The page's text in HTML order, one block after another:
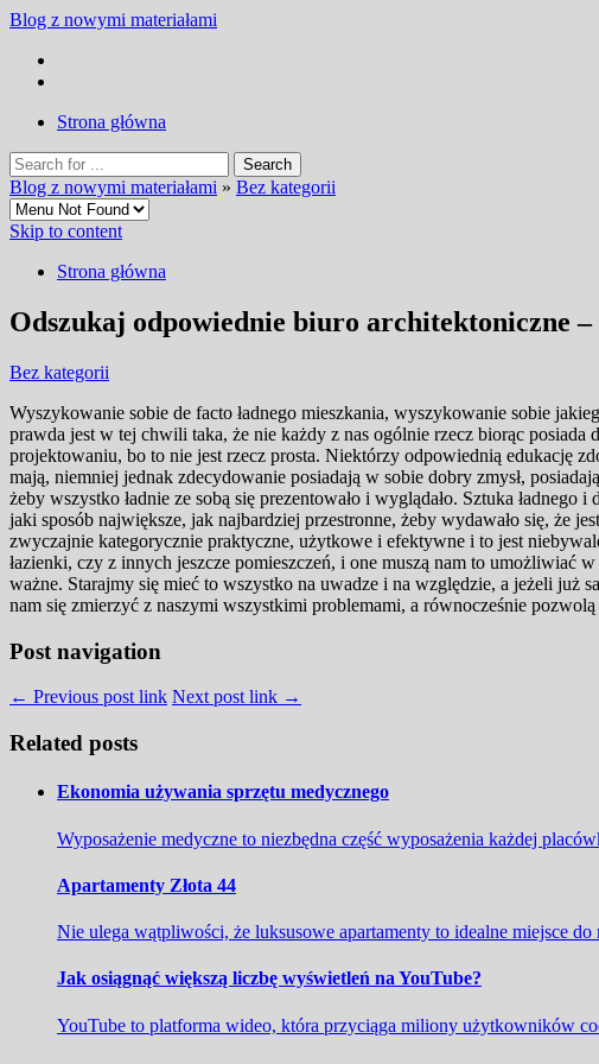
Blog z nowymi materiałami
Strona główna
Blog z nowymi materiałami » Bez kategorii
Skip to content
Strona główna
Odszukaj odpowiednie biuro architektoniczne
Bez kategorii
Wyszykowanie sobie de facto ładnego mieszkania, wyszykowanie sobie
prawda jest w tej chwili taka, że nie każdy z nas ogólnie rzecz biorąc
projektowaniu, bo to nie jest rzecz prosta. Niektórzy odpowiednią edukację
mają, niemniej jednak zdecydowanie posiadają w sobie dobry zmysł,
żeby wszystko ładnie ze sobą się prezentowało i wyglądało. Sztuka
jaki sposób największe, jak najbardziej przestronne, żeby wydawało się, że
zwyczajnie kategorycznie praktyczne, użytkowe i efektywne i to jest
łazienki, czy z innych jeszcze pomieszczeń, i one muszą nam to umożliwiać
ważne. Starajmy się mieć to wszystko na uwadze i na względzie, a jeżeli już
nam się zmierzyć z naszymi wszystkimi problemami, a równocześnie
Post navigation
← Previous post link Next post link →
Related posts
Ekonomia używania sprzętu medycznego
Wyposażenie medyczne to niezbędna część wyposażenia każdej
Apartamenty Złota 44
Nie ulega wątpliwości, że luksusowe apartamenty to idealne miejsce
Jak osiągnąć większą liczbę wyświetleń na YouTube?
YouTube to platforma wideo, która przyciąga miliony użytkowników